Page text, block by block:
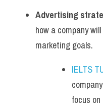
Advertising
how a company
marketing goals.
IELTS
focus